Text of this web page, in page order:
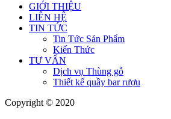
GIỚI THIỆU
LIÊN HỆ
TIN TỨC
Tin Tức Sản Phẩm
Kiến Thức
TƯ VẤN
Dịch vụ Thùng gỗ
Thiết kế quầy bar rượu
Copyright © 2020